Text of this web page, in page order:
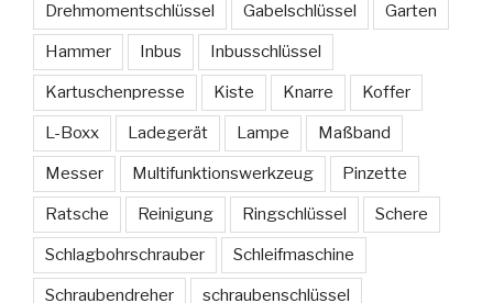
Drehmomentschlüssel Gabelschlüssel Garten
Hammer Inbus Inbusschlüssel
Kartuschenpresse Kiste Knarre Koffer
L-Boxx Ladegerät Lampe Maßband
Messer Multifunktionswerkzeug Pinzette
Ratsche Reinigung Ringschlüssel Schere
Schlagbohrschrauber Schleifmaschine
Schraubendreher schraubenschlüssel